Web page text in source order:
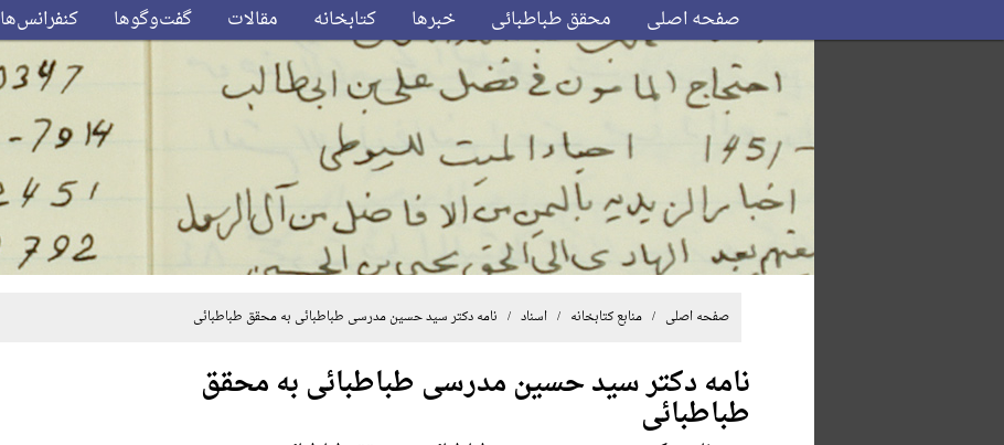
صفحه اصلی محقق طباطبائی خبرها کتابخانه مقالات گفت‌وگوها کنفرانس‌ها
صفحه اصلی / منابع کتابخانه /اسناد / نامه دکتر سید حسین مدرسی طباطبائی به محقق طباطبائی
نامه دکتر سید حسین مدرسی طباطبائی به محقق
طباطبائی